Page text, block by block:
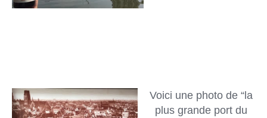
Voici une photo de “la
plus grande port du